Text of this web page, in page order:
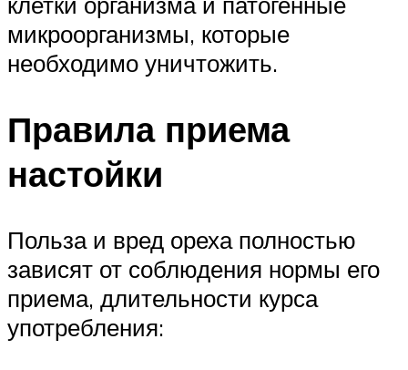
микроорганизмы, которые
необходимо уничтожить.
Правила приема
настойки
Польза и вред ореха полностью
зависят от соблюдения нормы его
приема, длительности курса
употребления: